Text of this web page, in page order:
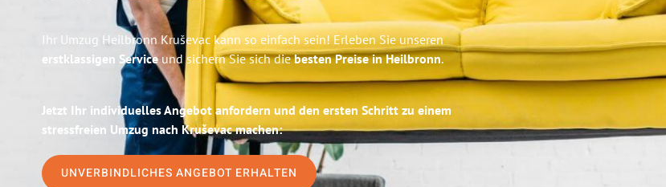
Ihr Umzug Heilbronn Kruševac kann so einfach sein! Erleben Sie unseren
erstklassigen Serviceund sichern Sie sich diebesten Preise in Heilbronn.
Jetzt Ihr individuelles Angebot anfordern und den ersten Schritt zu einem
stressfreien Umzug nach Kruševac machen:
UNVERBINDLICHES ANGEBOT ERHALTEN